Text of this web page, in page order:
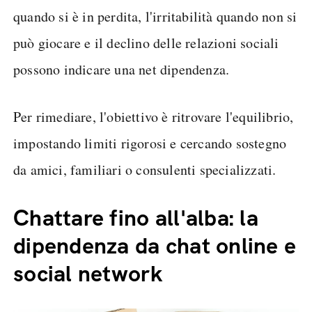
quando si è in perdita, l'irritabilità quando non si
può giocare e il declino delle relazioni sociali
possono indicare una net dipendenza.
Per rimediare, l'obiettivo è ritrovare l'equilibrio,
impostando limiti rigorosi e cercando sostegno
da amici, familiari o consulenti specializzati.
Chattare fino all'alba: la
dipendenza da chat online e
social network